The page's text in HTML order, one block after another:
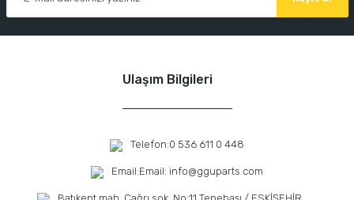
Ulaşım Bilgileri
Telefon:0 536 611 0 448
Email:Email: info@gguparts.com